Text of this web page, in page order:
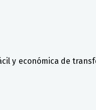
y económica de